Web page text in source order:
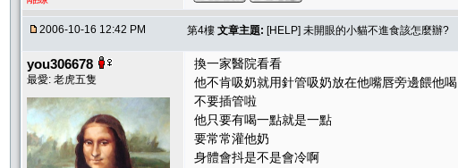
2006-10-16 12:42 PM 第4樓 文章主題: [HELP] 未開眼的小貓不進食該怎麼辦?
you306678
最愛: 老虎五隻
換一家醫院看看
他不肯吸奶就用針管吸奶放在他嘴唇旁邊餵他喝
不要插管啦
他只要有喝一點就是一點
要常常灌他奶
身體會抖是不是會冷啊